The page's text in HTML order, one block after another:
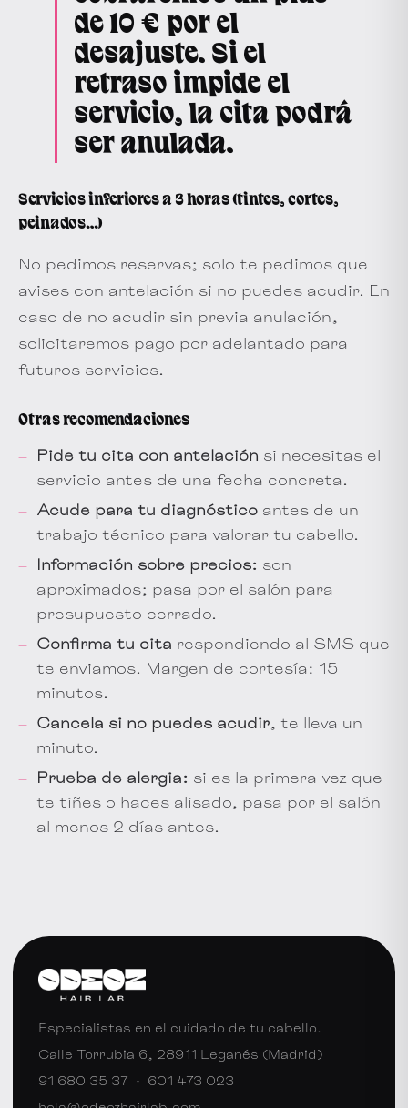
de 10 € por el
desajuste. Si el
retraso impide el
servicio, la cita podrá
ser anulada.
Servicios inferiores a 3 horas (tintes, cortes,
peinados…)
No pedimos reservas; solo te pedimos que
avises con antelación si no puedes acudir. En
caso de no acudir sin previa anulación,
solicitaremos pago por adelantado para
futuros servicios.
Otras recomendaciones
Pide tu cita con antelación si necesitas el
servicio antes de una fecha concreta.
Acude para tu diagnóstico antes de un
trabajo técnico para valorar tu cabello.
Información sobre precios: son
aproximados; pasa por el salón para
presupuesto cerrado.
Confirma tu cita respondiendo al SMS que
te enviamos. Margen de cortesía: 15
minutos.
Cancela si no puedes acudir, te lleva un
minuto.
Prueba de alergia: si es la primera vez que
te tiñes o haces alisado, pasa por el salón
al menos 2 días antes.
Especialistas en el cuidado de tu cabello.
Calle Torrubia 6, 28911 Leganés (Madrid)
91 680 35 37 · 601 473 023